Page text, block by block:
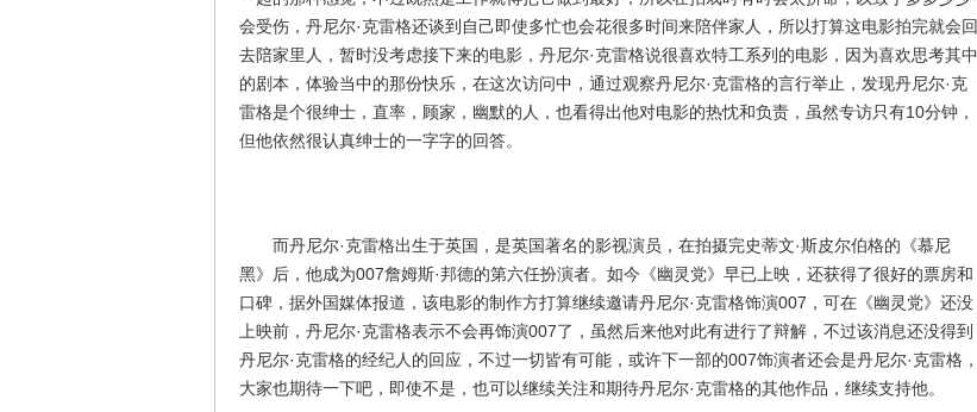
会受伤，丹尼尔·克雷格还谈到自己即使多忙也会花很多时间来陪伴家人，所以打算这电影拍完就会回
去陪家里人，暂时没考虑接下来的电影，丹尼尔·克雷格说很喜欢特工系列的电影，因为喜欢思考其中
的剧本，体验当中的那份快乐，在这次访问中，通过观察丹尼尔·克雷格的言行举止，发现丹尼尔·克
雷格是个很绅士，直率，顾家，幽默的人，也看得出他对电影的热忱和负责，虽然专访只有10分钟，
但他依然很认真绅士的一字字的回答。
而丹尼尔·克雷格出生于英国，是英国著名的影视演员，在拍摄完史蒂文·斯皮尔伯格的《慕尼
黑》后，他成为007詹姆斯·邦德的第六任扮演者。如今《幽灵党》早已上映，还获得了很好的票房和
口碑，据外国媒体报道，该电影的制作方打算继续邀请丹尼尔·克雷格饰演007，可在《幽灵党》还没
上映前，丹尼尔·克雷格表示不会再饰演007了，虽然后来他对此有进行了辩解，不过该消息还没得到
丹尼尔·克雷格的经纪人的回应，不过一切皆有可能，或许下一部的007饰演者还会是丹尼尔·克雷格，
大家也期待一下吧，即使不是，也可以继续关注和期待丹尼尔·克雷格的其他作品，继续支持他。